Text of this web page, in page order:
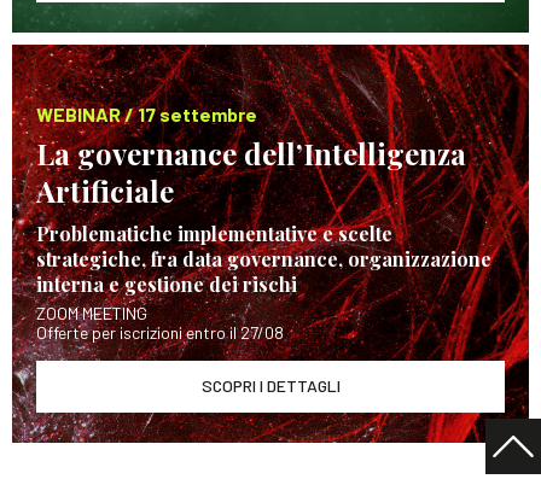
WEBINAR / 17 settembre
La governance dell’Intelligenza
Artificiale
Problematiche implementative e scelte
strategiche, fra data governance, organizzazione
interna e gestione dei rischi
ZOOM MEETING
Offerte per iscrizioni entro il 27/08
SCOPRI I DETTAGLI